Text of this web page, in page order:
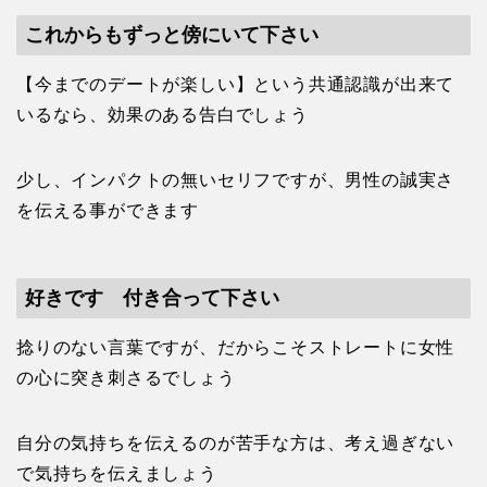
これからもずっと傍にいて下さい
【今までのデートが楽しい】という共通認識が出来て
いるなら、効果のある告白でしょう
少し、インパクトの無いセリフですが、男性の誠実さ
を伝える事ができます
好きです 付き合って下さい
捻りのない言葉ですが、だからこそストレートに女性
の心に突き刺さるでしょう
自分の気持ちを伝えるのが苦手な方は、考え過ぎない
で気持ちを伝えましょう